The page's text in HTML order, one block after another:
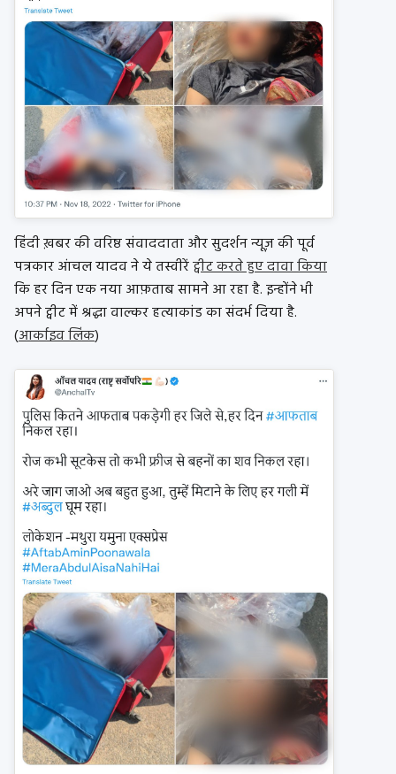
हिंदी ख़बर की वरिष्ठ संवाददाता और सुदर्शन न्यूज़ की पूर्व
पत्रकार आंचल यादव ने ये तस्वीरेंट्वीट करते हुए दावा किया
कि हर दिन एक नया आफ़ताब सामने आ रहा है. इन्होंने भी
अपने ट्वीट में श्रद्धा वाल्कर हत्याकांड का संदर्भ दिया है.
(आर्काइव लिंक)